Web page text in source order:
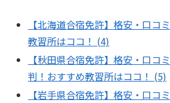
【北海道合宿免許】格安・口コ
教習所はココ！ (4)
【秋田県合宿免許】格安・口コ
判！おすすめ教習所はココ！ (5)
【岩手県合宿免許】格安・口コ